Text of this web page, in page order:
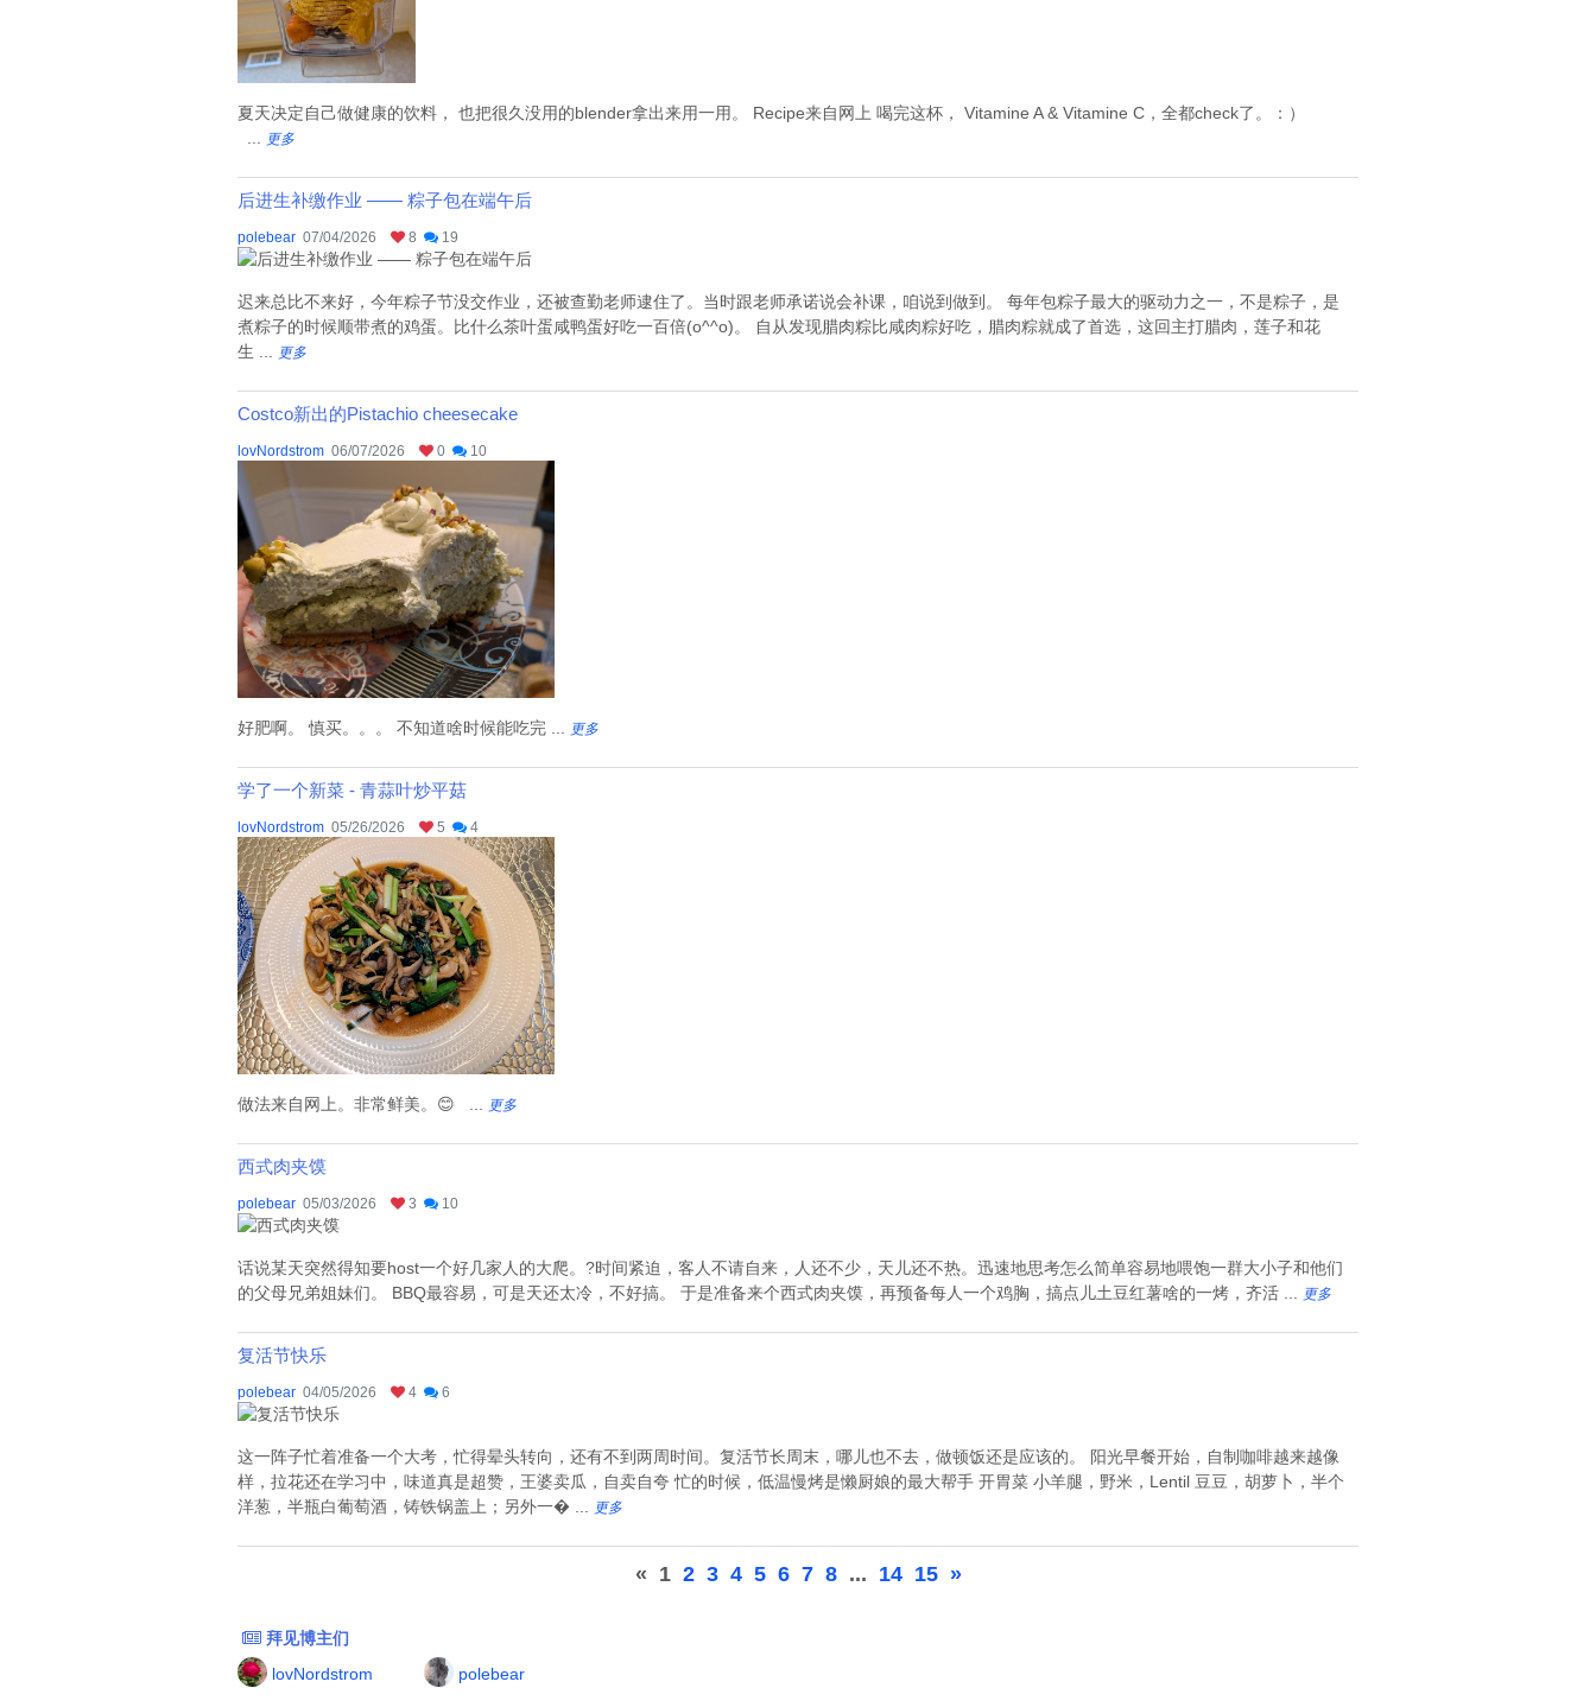
夏天决定自己做健康的饮料， 也把很久没用的blender拿出来用一用。 Recipe来自网上 喝完这杯， Vitamine A & Vitamine C，全都check了。：）
更多
后进生补缴作业 —— 粽子包在端午后
polebear 07/04/2026 8 19
迟来总比不来好，今年粽子节没交作业，还被查勤老师逮住了。当时跟老师承诺说会补课，咱说到做到。 每年包粽子最大的驱动力之一，不是粽子，是
煮粽子的时候顺带煮的鸡蛋。比什么茶叶蛋咸鸭蛋好吃一百倍(o^^o)。 自从发现腊肉粽比咸肉粽好吃，腊肉粽就成了首选，这回主打腊肉，莲子和花
生 ...
更多
Costco新出的Pistachio cheesecake
lovNordstrom 06/07/2026 0 10
好肥啊。 慎买。。。 不知道啥时候能吃完 ... 更多
学了一个新菜 - 青蒜叶炒平菇
lovNordstrom 05/26/2026 5 4
做法来自网上。非常鲜美。😊 ... 更多
西式肉夹馍
polebear 05/03/2026 3 10
话说某天突然得知要host一个好几家人的大爬。?时间紧迫，客人不请自来，人还不少，天儿还不热。迅速地思考怎么简单容易地喂饱一群大小子和他们
的父母兄弟姐妹们。 BBQ最容易，可是天还太冷，不好搞。 于是准备来个西式肉夹馍，再预备每人一个鸡胸，搞点儿土豆红薯啥的一烤，齐活 ...
更多
复活节快乐
polebear 04/05/2026 4 6
这一阵子忙着准备一个大考，忙得晕头转向，还有不到两周时间。复活节长周末，哪儿也不去，做顿饭还是应该的。 阳光早餐开始，自制咖啡越来越像
样，拉花还在学习中，味道真是超赞，王婆卖瓜，自卖自夸 忙的时候，低温慢烤是懒厨娘的最大帮手 开胃菜 小羊腿，野米，Lentil 豆豆，胡萝卜，半个
洋葱，半瓶白葡萄酒，铸铁锅盖上；另外一� ...
更多
« 1 2 3 4 5 6 7 8 ... 14 15 »
拜见博主们
lovNordstrom
polebear